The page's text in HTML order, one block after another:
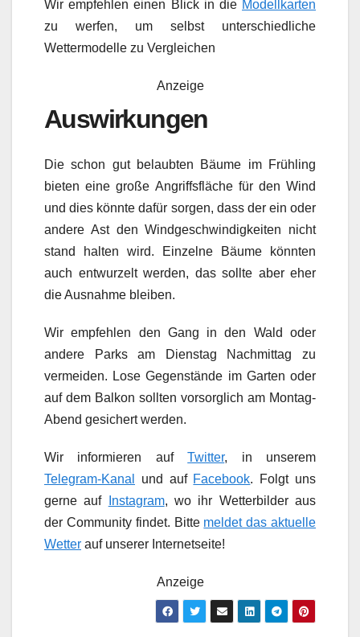
Wir empfehlen einen Blick in die Modellkarten
zu werfen, um selbst unterschiedliche
Wettermodelle zu Vergleichen
Anzeige
Auswirkungen
Die schon gut belaubten Bäume im Frühling
bieten eine große Angriffsfläche für den Wind
und dies könnte dafür sorgen, dass der ein oder
andere Ast den Windgeschwindigkeiten nicht
stand halten wird. Einzelne Bäume könnten
auch entwurzelt werden, das sollte aber eher
die Ausnahme bleiben.
Wir empfehlen den Gang in den Wald oder
andere Parks am Dienstag Nachmittag zu
vermeiden. Lose Gegenstände im Garten oder
auf dem Balkon sollten vorsorglich am Montag-
Abend gesichert werden.
Wir informieren aufTwitter, in unserem
Telegram-Kanal
und auf Facebook. Folgt uns
gerne auf
Instagram, wo ihr Wetterbilder aus
der Community findet. Bitte meldet das aktuelle
Wetter auf unserer Internetseite!
Anzeige